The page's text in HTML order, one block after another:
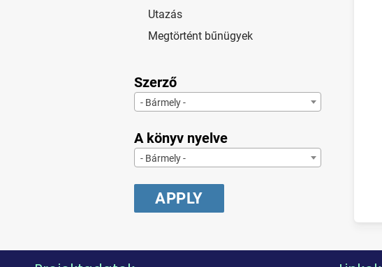
Utazás
Megtörtént bűnügyek
Szerző
- Bármely -
A könyv nyelve
- Bármely -